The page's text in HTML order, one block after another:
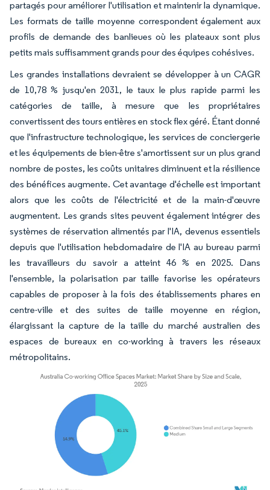
partagés pour améliorer l'utilisation et maintenir la dynamique.
Les formats de taille moyenne correspondent également aux
profils de demande des banlieues où les plateaux sont plus
petits mais suffisamment grands pour des équipes cohésives.
Les grandes installations devraient se développer à un CAGR
de 10,78 % jusqu'en 2031, le taux le plus rapide parmi les
catégories de taille, à mesure que les propriétaires
convertissent des tours entières en stock flex géré. Étant donné
que l'infrastructure technologique, les services de conciergerie
et les équipements de bien-être s'amortissent sur un plus grand
nombre de postes, les coûts unitaires diminuent et la résilience
des bénéfices augmente. Cet avantage d'échelle est important
alors que les coûts de l'électricité et de la main-d'œuvre
augmentent. Les grands sites peuvent également intégrer des
systèmes de réservation alimentés par l'IA, devenus essentiels
depuis que l'utilisation hebdomadaire de l'IA au bureau parmi
les travailleurs du savoir a atteint 46 % en 2025. Dans
l'ensemble, la polarisation par taille favorise les opérateurs
capables de proposer à la fois des établissements phares en
centre-ville et des suites de taille moyenne en région,
élargissant la capture de la taille du marché australien des
espaces de bureaux en co-working à travers les réseaux
métropolitains.